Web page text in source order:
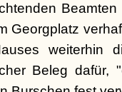
Georgplatz
weiterhin
Beleg dafür,